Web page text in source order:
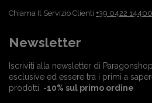
Chiama Il Servizio Clienti +39 0422
Newsletter
Iscriviti alla newsletter di
esclusive ed essere tra i primi a
prodotti. -10% sul primo ordine